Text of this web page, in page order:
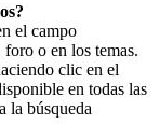
el campo
o en los temas.
clic en el
en todas las
la búsqueda